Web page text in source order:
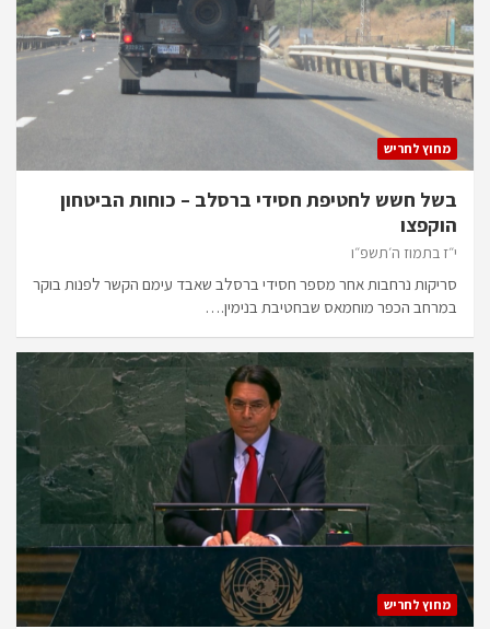
מחוץ לחריש
בשל חשש לחטיפת חסידי ברסלב – כוחות הביטחון
הוקפצו
י״ז בתמוז ה׳תשפ״ו
סריקות נרחבות אחר מספר חסידי ברסלב שאבד עימם הקשר לפנות בוקר
במרחב הכפר מוחמאס שבחטיבת בנימין.…
מחוץ לחריש